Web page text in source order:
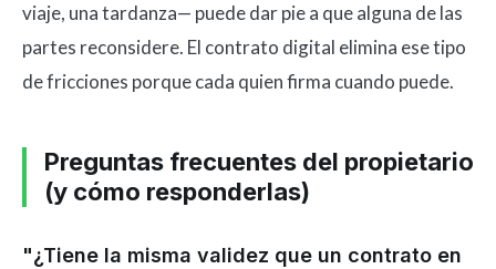
viaje, una tardanza— puede dar pie a que alguna de las
partes reconsidere. El contrato digital elimina ese tipo
de fricciones porque cada quien firma cuando puede.
Preguntas frecuentes del propietario
(y cómo responderlas)
"¿Tiene la misma validez que un contrato en